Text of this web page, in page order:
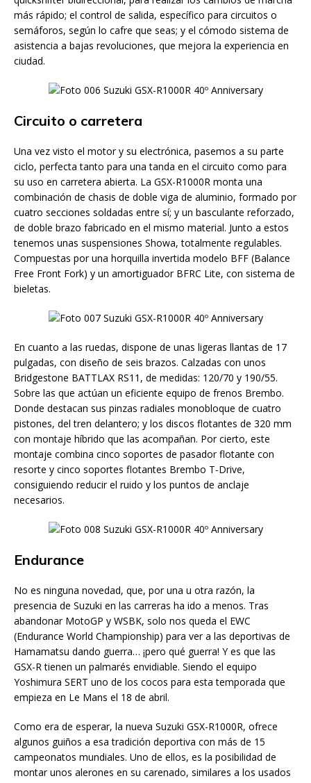
más rápido; el control de salida, específico para circuitos o
semáforos, según lo cafre que seas; y el cómodo sistema de
asistencia a bajas revoluciones, que mejora la experiencia en
ciudad.
Circuito o carretera
Una vez visto el motor y su electrónica, pasemos a su parte
ciclo, perfecta tanto para una tanda en el circuito como para
su uso en carretera abierta. La GSX-R1000R monta una
combinación de chasis de doble viga de aluminio, formado por
cuatro secciones soldadas entre sí; y un basculante reforzado,
de doble brazo fabricado en el mismo material. Junto a estos
tenemos unas suspensiones Showa, totalmente regulables.
Compuestas por una horquilla invertida modelo BFF (Balance
Free Front Fork) y un amortiguador BFRC Lite, con sistema de
bieletas.
En cuanto a las ruedas, dispone de unas ligeras llantas de 17
pulgadas, con diseño de seis brazos. Calzadas con unos
Bridgestone BATTLAX RS11, de medidas: 120/70 y 190/55.
Sobre las que actúan un eficiente equipo de frenos Brembo.
Donde destacan sus pinzas radiales monobloque de cuatro
pistones, del tren delantero; y los discos flotantes de 320 mm
con montaje híbrido que las acompañan. Por cierto, este
montaje combina cinco soportes de pasador flotante con
resorte y cinco soportes flotantes Brembo T-Drive,
consiguiendo reducir el ruido y los puntos de anclaje
necesarios.
Endurance
No es ninguna novedad, que, por una u otra razón, la
presencia de Suzuki en las carreras ha ido a menos. Tras
abandonar MotoGP y WSBK, solo nos queda el EWC
(Endurance World Championship) para ver a las deportivas de
Hamamatsu dando guerra… ¡pero qué guerra! Y es que las
GSX-R tienen un palmarés envidiable. Siendo el equipo
Yoshimura SERT uno de los cocos para esta temporada que
empieza en Le Mans el 18 de abril.
Como era de esperar, la nueva Suzuki GSX-R1000R, ofrece
algunos guiños a esa tradición deportiva con más de 15
campeonatos mundiales. Uno de ellos, es la posibilidad de
montar unos alerones en su carenado, similares a los usados